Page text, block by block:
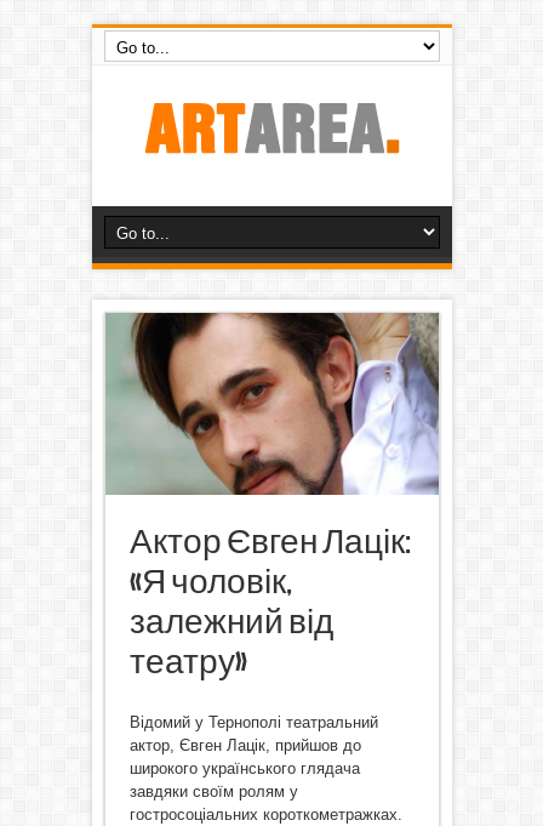
Актор Євген Лацік:
«Я чоловік,
залежний від
театру»
Відомий у Тернополі театральний
актор, Євген Лацік, прийшов до
широкого українського глядача
завдяки своїм ролям у
гостросоціальних короткометражках.